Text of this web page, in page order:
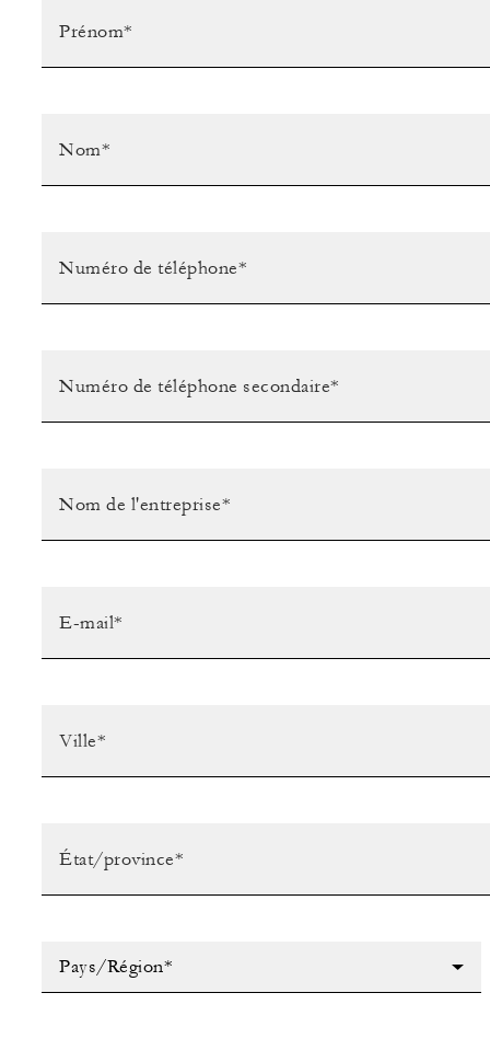
Pays/Région*